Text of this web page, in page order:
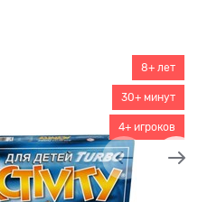
8+ лет
30+ минут
4+ игроков